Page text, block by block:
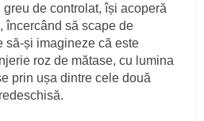
de controlat, își acoperă
încercând să scape de
să‑și imagineze că este
roz de mătase, cu lumina
prin ușa dintre cele două